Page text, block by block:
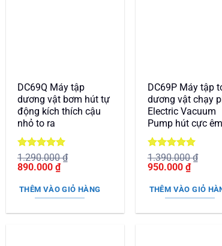
DC69Q Máy tập
dương vật bơm hút tự
động kích thích cậu
nhỏ to ra
Được xếp
hạng55
1.290.000₫
Giá
là:
1.290.000 ₫.
890.000 ₫Giá
hiện
tại
là:
THÊM VÀO GIỎ HÀNG
DC69P Máy tập
dương vật chạy
Electric Vacuum
Pump hút cực êm
Được xếp
hạng55
1.390.000₫
Giá
là:
1.390.000 ₫.
950.000 ₫Giá
hiện
tại
là:
THÊM VÀO GIỎ